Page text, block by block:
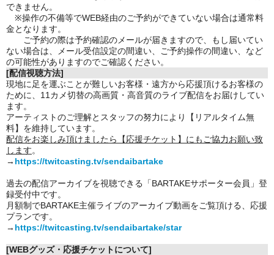
できません。
※操作の不備等でWEB経由のご予約ができていない場合は通常料
金となります。
ご予約の際は予約確認のメールが届きますので、もし届いてい
ない場合は、メール受信設定の間違い、ご予約操作の間違い、など
の可能性がありますのでご確認ください。
[配信視聴方法]
現地に足を運ぶことが難しいお客様・遠方から応援頂けるお客様の
ために、11カメ切替の高画質・高音質のライブ配信をお届けしてい
ます。
アーティストのご理解とスタッフの努力により【リアルタイム無
料】を維持しています。
配信をお楽しみ頂けましたら【応援チケット】にもご協力お願い致
します。
→ https://twitcasting.tv/sendaibartake
過去の配信アーカイブを視聴できる「BARTAKEサポーター会員」登
録受付中です。
月額制でBARTAKE主催ライブのアーカイブ動画をご覧頂ける、応援
プランです。
→ https://twitcasting.tv/sendaibartake/star
[WEBグッズ・応援チケットについて]